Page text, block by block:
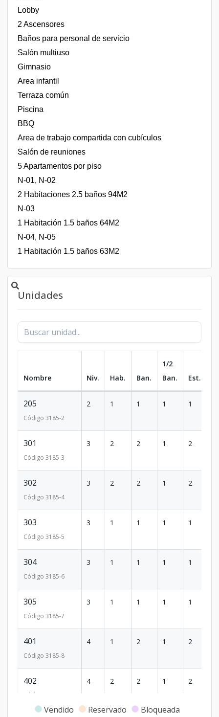
Lobby
2 Ascensores
Baños para personal de servicio
Salón multiuso
Gimnasio
Area infantil
Terraza común
Piscina
BBQ
Area de trabajo compartida con cubículos
Salón de reuniones
5 Apartamentos por piso
N-01, N-02
2 Habitaciones 2.5 baños 94M2
N-03
1 Habitación 1.5 baños 64M2
N-04, N-05
1 Habitación 1.5 baños 63M2
Unidades
Nombre Niv. Hab. Ban.
1/2
Ban.
Est.
205
Código 3185-2
2 1 1 1 1
301
Código 3185-3
3 2 2 1 2
302
Código 3185-4
3 2 2 1 2
303
Código 3185-5
3 1 1 1 1
304
Código 3185-6
3 1 1 1 1
305
Código 3185-7
3 1 1 1 1
401
Código 3185-8
4 1 2 1 2
402
Código
4 2 2 1 2
Vendido Reservado Bloqueada